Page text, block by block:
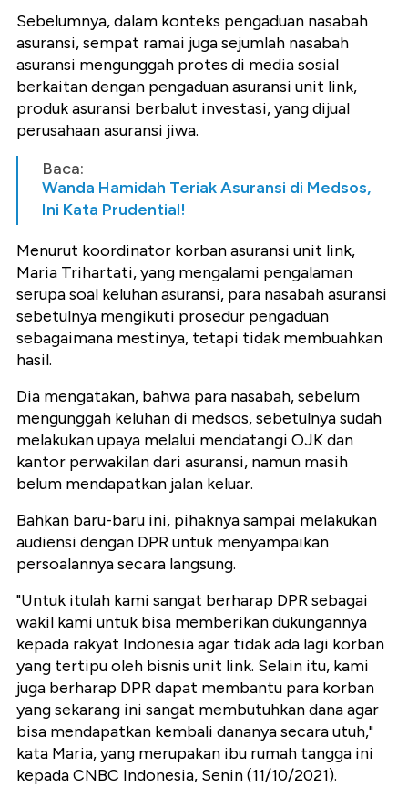
Sebelumnya, dalam konteks pengaduan nasabah
asuransi, sempat ramai juga sejumlah nasabah
asuransi mengunggah protes di media sosial
berkaitan dengan pengaduan asuransi unit link,
produk asuransi berbalut investasi, yang dijual
perusahaan asuransi jiwa.
Baca:
Wanda Hamidah Teriak Asuransi di Medsos,
Ini Kata Prudential!
Menurut koordinator korban asuransi unit link,
Maria Trihartati, yang mengalami pengalaman
serupa soal keluhan asuransi, para nasabah asuransi
sebetulnya mengikuti prosedur pengaduan
sebagaimana mestinya, tetapi tidak membuahkan
hasil.
Dia mengatakan, bahwa para nasabah, sebelum
mengunggah keluhan di medsos, sebetulnya sudah
melakukan upaya melalui mendatangi OJK dan
kantor perwakilan dari asuransi, namun masih
belum mendapatkan jalan keluar.
Bahkan baru-baru ini, pihaknya sampai melakukan
audiensi dengan DPR untuk menyampaikan
persoalannya secara langsung.
"Untuk itulah kami sangat berharap DPR sebagai
wakil kami untuk bisa memberikan dukungannya
kepada rakyat Indonesia agar tidak ada lagi korban
yang tertipu oleh bisnis unit link. Selain itu, kami
juga berharap DPR dapat membantu para korban
yang sekarang ini sangat membutuhkan dana agar
bisa mendapatkan kembali dananya secara utuh,"
kata Maria, yang merupakan ibu rumah tangga ini
kepada CNBC Indonesia, Senin (11/10/2021).